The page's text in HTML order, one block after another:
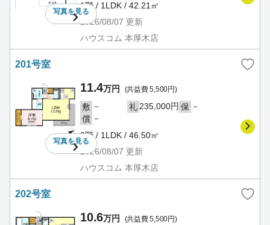
写真を見る
1階 / 1LDK / 42.21㎡
2026/08/07 更新
ハウスコム 本厚木店
201号室
写真を見る
11.4万円 (共益費 5,500円)
敷 － 礼235,000円 保 －
償 －
2階 / 1LDK / 46.50㎡
2026/08/07 更新
ハウスコム 本厚木店
202号室
10.6万円 (共益費 5,500円)